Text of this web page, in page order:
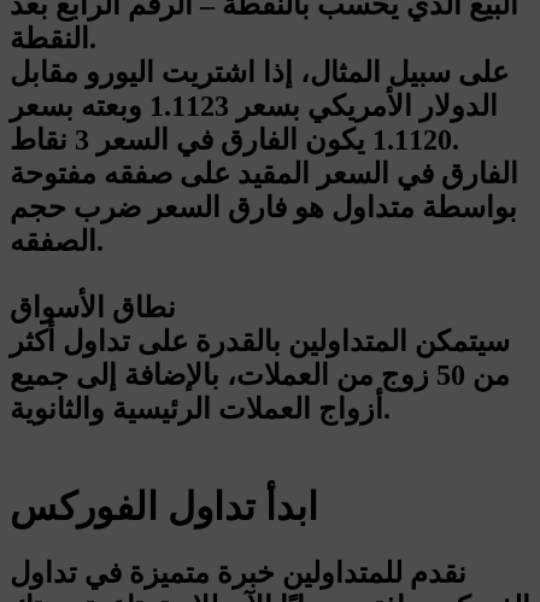
النقطة.
على سبيل المثال، إذا اشتريت اليورو مقابل
الدولار الأمريكي بسعر 1.1123 وبعته بسعر
1.1120 يكون الفارق في السعر 3 نقاط.
الفارق في السعر المقيد على صفقه مفتوحة
بواسطة متداول هو فارق السعر ضرب حجم
الصفقه.
نطاق الأسواق
سيتمكن المتداولين بالقدرة على تداول أكثر
من 50 زوج من العملات، بالإضافة إلى جميع
أزواج العملات الرئيسية والثانوية.
ابدأ تداول الفوركس
نقدم للمتداولين خبرة متميزة في تداول